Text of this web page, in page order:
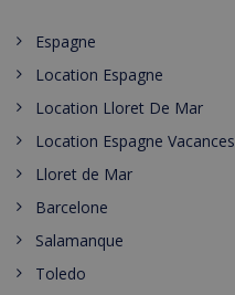
Espagne
Location Espagne
Location Lloret De Mar
Location Espagne Vacances
Lloret de Mar
Barcelone
Salamanque
Toledo